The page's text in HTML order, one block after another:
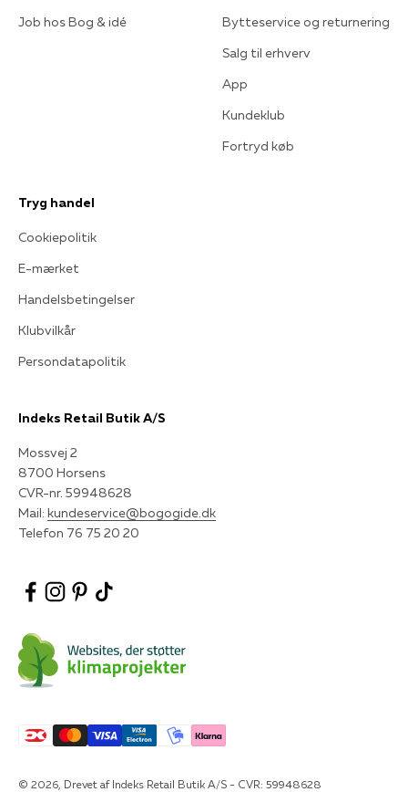
Job hos Bog & idé
Bytteservice og returnering
Salg til erhverv
App
Kundeklub
Fortryd køb
Tryg handel
Cookiepolitik
E-mærket
Handelsbetingelser
Klubvilkår
Persondatapolitik
Indeks Retail Butik A/S
Mossvej 2
8700 Horsens
CVR-nr. 59948628
Mail: kundeservice@bogogide.dk
Telefon 76 75 20 20
© 2026, Drevet af Indeks Retail Butik A/S - CVR: 59948628